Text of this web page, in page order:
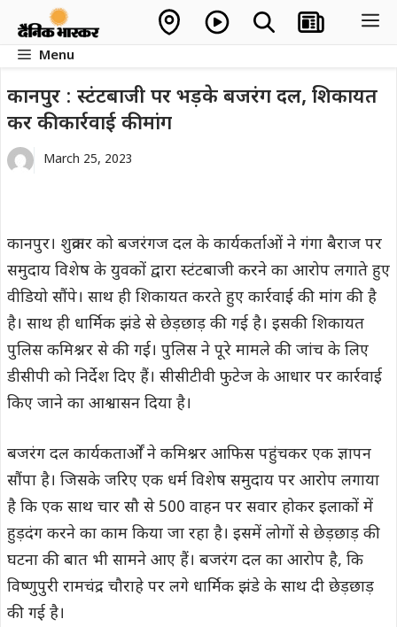
contentMenu
कानपुर : स्टंटबाजी पर भड़के बजरंग दल, शिकायत
कर की कार्रवाई की मांग
March 25, 2023
कानपुर। शुक्रवार को बजरंगज दल के कार्यकर्ताओं ने गंगा बैराज पर
समुदाय विशेष के युवकों द्वारा स्टंटबाजी करने का आरोप लगाते हुए
वीडियो सौंपे। साथ ही शिकायत करते हुए कार्रवाई की मांग की है
है। साथ ही धार्मिक झंडे से छेड़छाड़ की गई है। इसकी शिकायत
पुलिस कमिश्नर से की गई। पुलिस ने पूरे मामले की जांच के लिए
डीसीपी को निर्देश दिए हैं। सीसीटीवी फुटेज के आधार पर कार्रवाई
किए जाने का आश्वासन दिया है।
बजरंग दल कार्यकतार्ओं ने कमिश्नर आफिस पहुंचकर एक ज्ञापन
सौंपा है। जिसके जरिए एक धर्म विशेष समुदाय पर आरोप लगाया
है कि एक साथ चार सौ से 500 वाहन पर सवार होकर इलाकों में
हुड़दंग करने का काम किया जा रहा है। इसमें लोगों से छेड़छाड़ की
घटना की बात भी सामने आए हैं। बजरंग दल का आरोप है, कि
विष्णुपुरी रामचंद्र चौराहे पर लगे धार्मिक झंडे के साथ दी छेड़छाड़
की गई है।